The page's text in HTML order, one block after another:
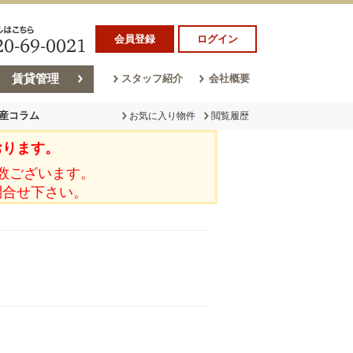
会員登録 ログイン
賃貸管理 スタッフ紹介 会社概要
コラム
ム
お気に入り物件 閲覧履歴
ます。
ざいます。
せ下さい。